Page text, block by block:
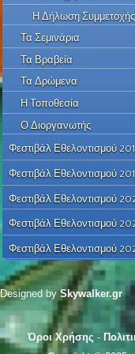
Η Δήλωση Συμμετοχής
Τα Σεμινάρια
Τα Βραβεία
Τα Δρώμενα
Η Τοποθεσία
Ο Διοργανωτής
Φεστιβάλ Εθελοντισμού
Φεστιβάλ Εθελοντισμού
Φεστιβάλ Εθελοντισμού
Φεστιβάλ Εθελοντισμού
Φεστιβάλ Εθελοντισμού
Designed by Skywalker.gr
Όροι Χρήσης -